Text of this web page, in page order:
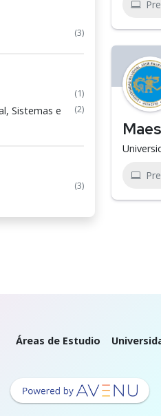
(3)
(1)
Sistemas e
(2)
(3)
Áreas de Estudio